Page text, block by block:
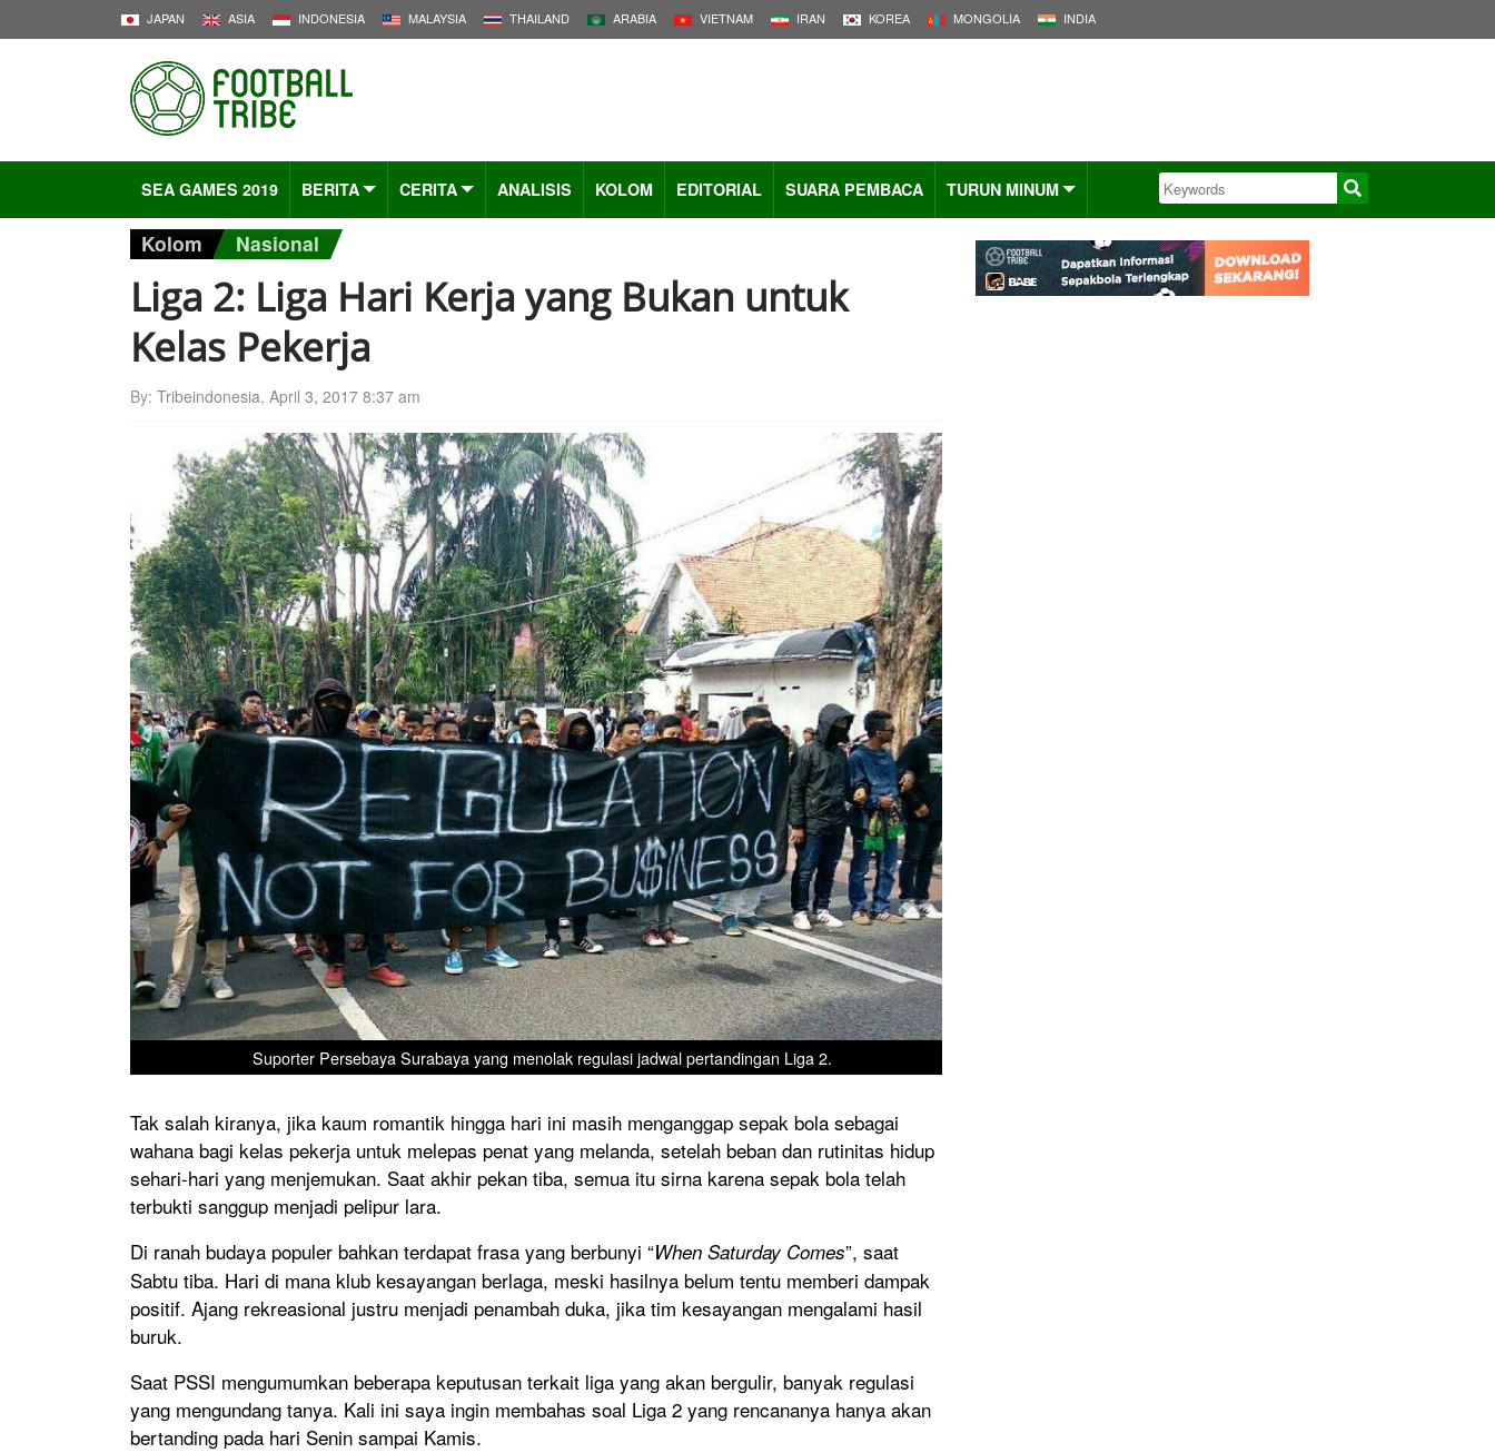
JAPAN ASIA INDONESIA MALAYSIA THAILAND ARABIA VIETNAM IRAN KOREA MONGOLIA INDIA
SEA GAMES 2019 BERITA CERITA ANALISIS KOLOM EDITORIAL SUARA PEMBACA TURUN MINUM
Kolom Nasional
Liga 2: Liga Hari Kerja yang Bukan untuk
Kelas Pekerja
By: Tribeindonesia, April 3, 2017 8:37 am
Suporter Persebaya Surabaya yang menolak regulasi jadwal pertandingan Liga 2.
Tak salah kiranya, jika kaum romantik hingga hari ini masih menganggap sepak bola sebagai
wahana bagi kelas pekerja untuk melepas penat yang melanda, setelah beban dan rutinitas hidup
sehari-hari yang menjemukan. Saat akhir pekan tiba, semua itu sirna karena sepak bola telah
terbukti sanggup menjadi pelipur lara.
Di ranah budaya populer bahkan terdapat frasa yang berbunyi “When Saturday Comes”, saat
Sabtu tiba. Hari di mana klub kesayangan berlaga, meski hasilnya belum tentu memberi dampak
positif. Ajang rekreasional justru menjadi penambah duka, jika tim kesayangan mengalami hasil
buruk.
Saat PSSI mengumumkan beberapa keputusan terkait liga yang akan bergulir, banyak regulasi
yang mengundang tanya. Kali ini saya ingin membahas soal Liga 2 yang rencananya hanya akan
bertanding pada hari Senin sampai Kamis.